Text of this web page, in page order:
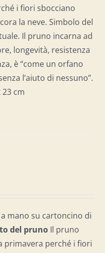
i fiori sbocciano
la neve. Simbolo del
Il pruno incarna ad
longevità, resistenza
è “come un orfano
l’aiuto di nessuno”.
23 cm
mano su cartoncino di
del pruno Il pruno
primavera perché i fiori